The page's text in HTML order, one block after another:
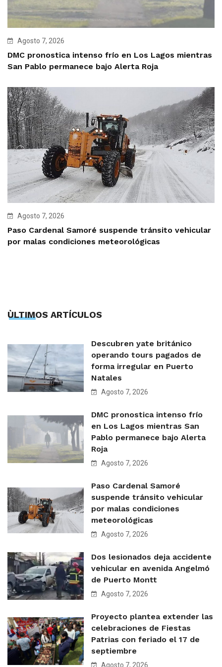
Agosto 7, 2026
DMC pronostica intenso frío en Los Lagos mientras
San Pablo permanece bajo Alerta Roja
Agosto 7, 2026
Paso Cardenal Samoré suspende tránsito vehicular
por malas condiciones meteorológicas
ÙLTIMOS ARTÍCULOS
Descubren yate británico
operando tours pagados de
forma irregular en Puerto
Natales
Agosto 7, 2026
DMC pronostica intenso frío
en Los Lagos mientras San
Pablo permanece bajo Alerta
Roja
Agosto 7, 2026
Paso Cardenal Samoré
suspende tránsito vehicular
por malas condiciones
meteorológicas
Agosto 7, 2026
Dos lesionados deja accidente
vehicular en avenida Angelmó
de Puerto Montt
Agosto 7, 2026
Proyecto plantea extender las
celebraciones de Fiestas
Patrias con feriado el 17 de
septiembre
Agosto 7, 2026